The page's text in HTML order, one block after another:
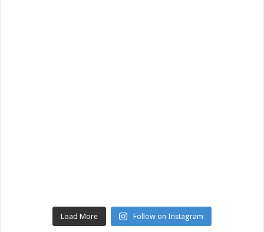
Load More Follow on Instagram